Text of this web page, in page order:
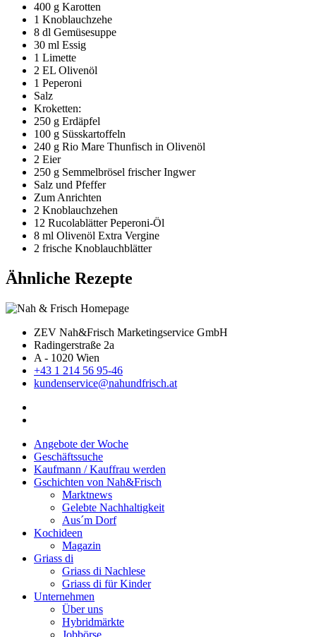
400 g Karotten
1 Knoblauchzehe
8 dl Gemüsesuppe
30 ml Essig
1 Limette
2 EL Olivenöl
1 Peperoni
Salz
Kroketten:
250 g Erdäpfel
100 g Süsskartoffeln
240 g Rio Mare Thunfisch in Olivenöl
2 Eier
250 g Semmelbrösel frischer Ingwer
Salz und Pfeffer
Zum Anrichten
2 Knoblauchzehen
12 Rucolablätter Peperoni-Öl
8 ml Olivenöl Extra Vergine
2 frische Knoblauchblätter
Ähnliche Rezepte
ZEV Nah&Frisch Marketingservice GmbH
Radingerstraße 2a
A - 1020 Wien
+43 1 214 56 95-46
kundenservice@nahundfrisch.at
Angebote der Woche
Geschäftssuche
Kaufmann / Kauffrau werden
Gschichten von Nah&Frisch
Marktnews
Gelebte Nachhaltigkeit
Aus´m Dorf
Kochideen
Magazin
Griass di
Griass di Nachlese
Griass di für Kinder
Unternehmen
Über uns
Hybridmärkte